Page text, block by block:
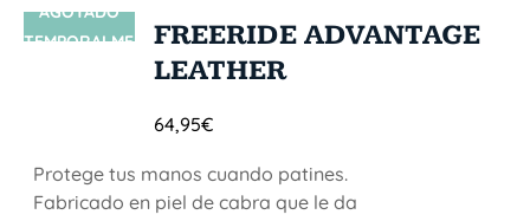
SIN STOCK
AGOTADO
TEMPORALME
FREERIDE ADVANTAGE
LEATHER
64,95€
Protege tus manos cuando patines.
Fabricado en piel de cabra que le da